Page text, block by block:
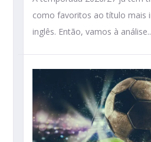
como favoritos ao título mais
inglês. Então, vamos à